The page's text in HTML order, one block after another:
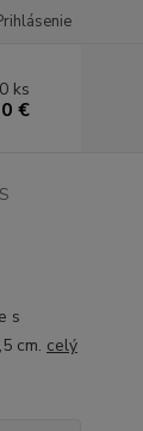
0 ks
€
s
cm. celý